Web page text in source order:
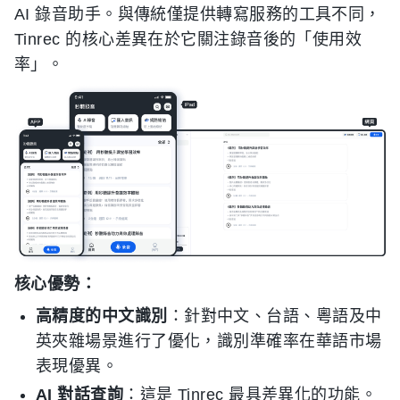
AI 錄音助手。與傳統僅提供轉寫服務的工具不同，
Tinrec 的核心差異在於它關注錄音後的「使用效
率」。
核心優勢：
高精度的中文識別
：針對中文、台語、粵語及中
英夾雜場景進行了優化，識別準確率在華語市場
表現優異。
AI 對話查詢 ：這是 Tinrec 最具差異化的功能。